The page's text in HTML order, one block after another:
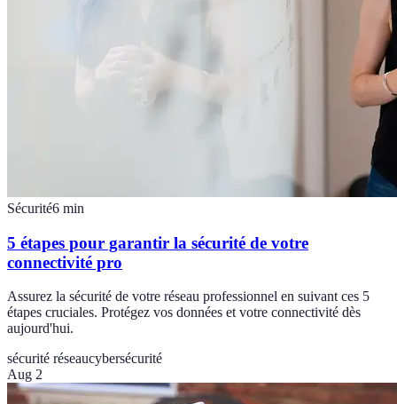
Sécurité6 min
5 étapes pour garantir la sécurité de votre
connectivité pro
Assurez la sécurité de votre réseau professionnel en suivant ces 5
étapes cruciales. Protégez vos données et votre connectivité dès
aujourd'hui.
sécurité réseaucybersécurité
Aug 2